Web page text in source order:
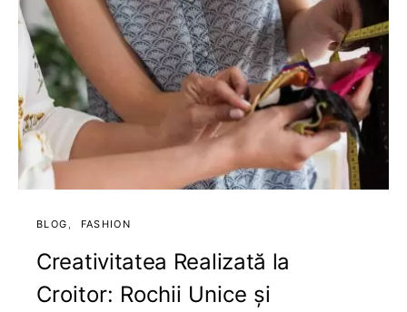
BLOG FASHION
Creativitatea Realizată la
Croitor: Rochii Unice și